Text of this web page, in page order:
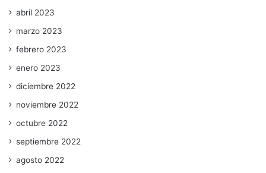
abril 2023
marzo 2023
febrero 2023
enero 2023
diciembre 2022
noviembre 2022
octubre 2022
septiembre 2022
agosto 2022